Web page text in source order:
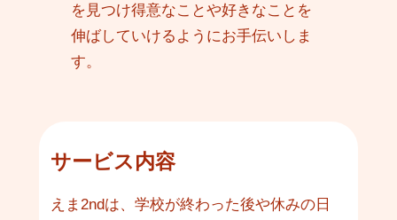
を見つけ得意なことや好きなことを
伸ばしていけるようにお手伝いしま
す。
サービス内容
えま2ndは、学校が終わった後や休みの日